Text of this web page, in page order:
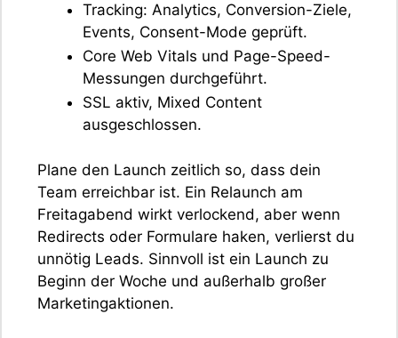
Tracking: Analytics, Conversion-Ziele,
Events, Consent-Mode geprüft.
Core Web Vitals und Page-Speed-
Messungen durchgeführt.
SSL aktiv, Mixed Content
ausgeschlossen.
Plane den Launch zeitlich so, dass dein
Team erreichbar ist. Ein Relaunch am
Freitagabend wirkt verlockend, aber wenn
Redirects oder Formulare haken, verlierst du
unnötig Leads. Sinnvoll ist ein Launch zu
Beginn der Woche und außerhalb großer
Marketingaktionen.